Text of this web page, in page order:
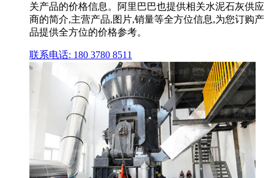
关产品的价格信息。阿里巴巴也提供相关水泥石灰供应
商的简介,主营产品,图片,销量等全方位信息,为您订购产
品提供全方位的价格参考。
联系电话: 180 3780 8511